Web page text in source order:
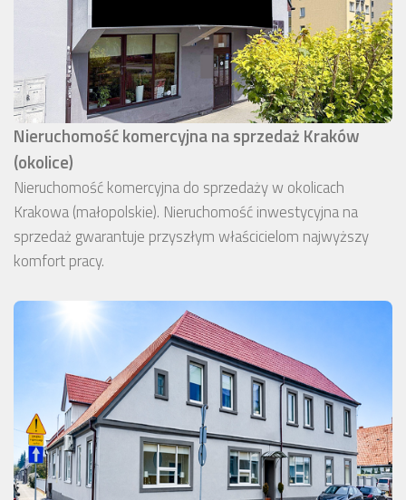
Nieruchomość komercyjna na sprzedaż Kraków
(okolice)
Nieruchomość komercyjna do sprzedaży w okolicach
Krakowa (małopolskie). Nieruchomość inwestycyjna na
sprzedaż gwarantuje przyszłym właścicielom najwyższy
komfort pracy.